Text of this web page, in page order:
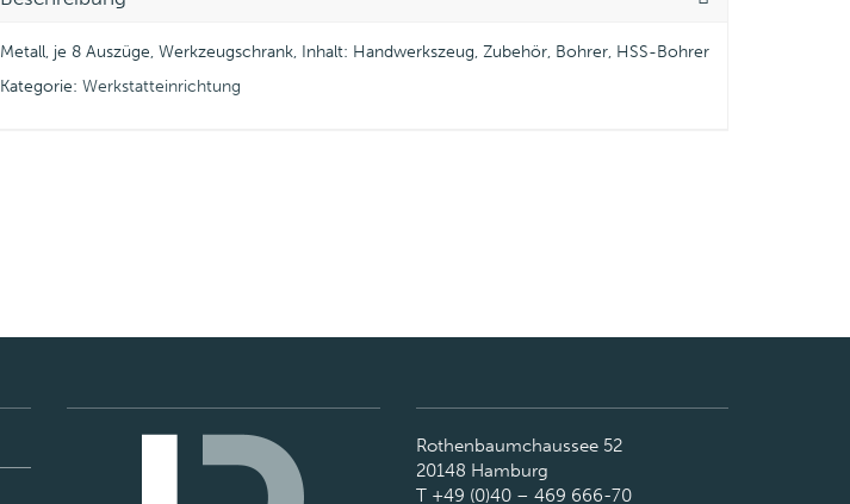
Metall, je 8 Auszüge, Werkzeugschrank, Inhalt: Handwerkszeug, Zubehör, Bohrer, HSS-Bohrer
Kategorie: Werkstatteinrichtung
Rothenbaumchaussee 52
20148 Hamburg
T +49 (0)40 – 469 666-70